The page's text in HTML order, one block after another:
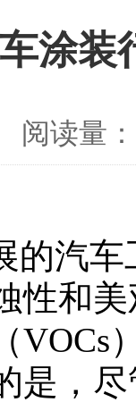
涂装
阅读
的汽
性和
VOCs
是，